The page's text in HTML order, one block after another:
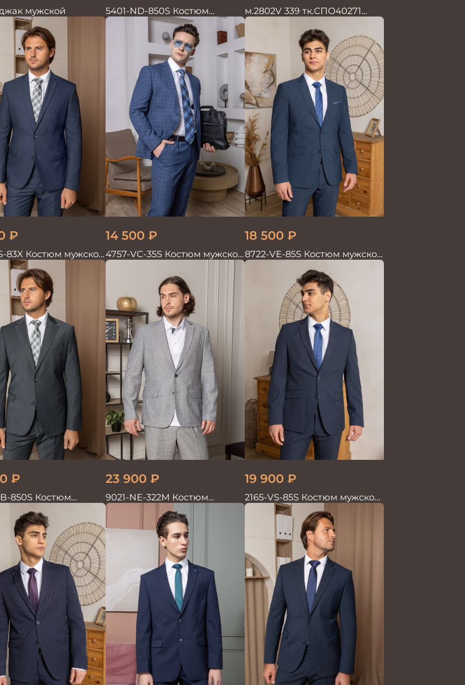
мужской
5401-ND-850S Костюм
мужской двойка
м.2802V 339 тк.СПО40271
Костюм мужской
₽
83X Костюм мужской
14 500 ₽
4757-VC-35S Костюм мужской
двойка
18 500 ₽
8722-VE-85S Костюм мужской
двойка
₽
850S Костюм
двойка в полоску
23 900 ₽
9021-NE-322M Костюм
мужской двойка хлопок, лен
19 900 ₽
2165-VS-85S Костюм мужской
двойка